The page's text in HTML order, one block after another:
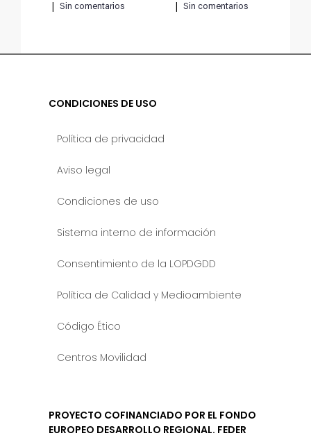
Sin comentarios Sin comentarios
CONDICIONES DE USO
Política de privacidad
Aviso legal
Condiciones de uso
Sistema interno de información
Consentimiento de la LOPDGDD
Política de Calidad y Medioambiente
Código Ético
Centros Movilidad
PROYECTO COFINANCIADO POR EL FONDO
EUROPEO DESARROLLO REGIONAL. FEDER